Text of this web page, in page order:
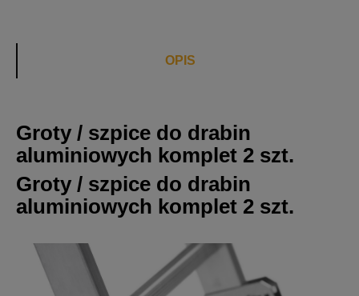
OPIS
Groty / szpice do drabin
aluminiowych komplet 2 szt.
Groty / szpice do drabin
aluminiowych komplet 2 szt.